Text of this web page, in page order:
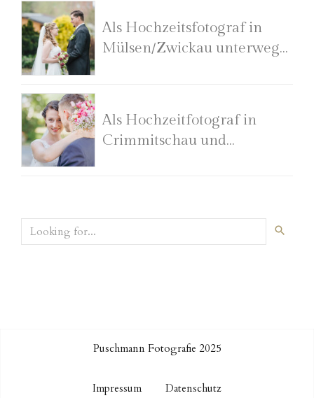
Als Hochzeitsfotograf in
Mülsen/Zwickau unterwegs
Als Hochzeitfotograf in
Crimmitschau und
Puschmann Fotografie 2025
Impressum Datenschutz